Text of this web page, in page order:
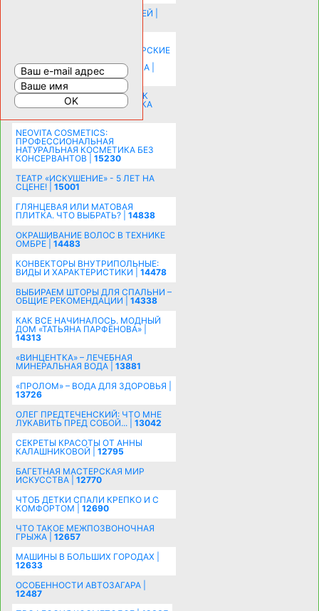
ИСТОРИЯ НАКЛАДНЫХ НОГТЕЙ |
КОМНАТУ: ХИТРЫЕ ДИЗАЙНЕРСКИЕ
РАСШИРЕНИЯ ПРОСТРАНСТВА |
16202
СОБИРАЕМСЯ НА ПРАЗДНИК К
МОЛОДОЖЕНАМ: ПОДГОТОВКА
NEOVITA COSMETICS:
ПРОФЕССИОНАЛЬНАЯ
НАТУРАЛЬНАЯ КОСМЕТИКА БЕЗ
КОНСЕРВАНТОВ | 15230
ТЕАТР «ИСКУШЕНИЕ» - 5 ЛЕТ НА
СЦЕНЕ! | 15001
ГЛЯНЦЕВАЯ ИЛИ МАТОВАЯ
ПЛИТКА. ЧТО ВЫБРАТЬ? | 14838
ОКРАШИВАНИЕ ВОЛОС В ТЕХНИКЕ
ОМБРЕ | 14483
КОНВЕКТОРЫ ВНУТРИПОЛЬНЫЕ:
ВИДЫ И ХАРАКТЕРИСТИКИ | 14478
ВЫБИРАЕМ ШТОРЫ ДЛЯ СПАЛЬНИ –
ОБЩИЕ РЕКОМЕНДАЦИИ | 14338
КАК ВСЕ НАЧИНАЛОСЬ. МОДНЫЙ
ДОМ «ТАТЬЯНА ПАРФЁНОВА» |
14313
«ВИНЦЕНТКА» – ЛЕЧЕБНАЯ
МИНЕРАЛЬНАЯ ВОДА | 13881
«ПРОЛОМ» – ВОДА ДЛЯ ЗДОРОВЬЯ |
13726
ОЛЕГ ПРЕДТЕЧЕНСКИЙ: ЧТО МНЕ
ЛУКАВИТЬ ПРЕД СОБОЙ... | 13042
СЕКРЕТЫ КРАСОТЫ ОТ АННЫ
КАЛАШНИКОВОЙ | 12795
БАГЕТНАЯ МАСТЕРСКАЯ МИР
ИСКУССТВА | 12770
ЧТОБ ДЕТКИ СПАЛИ КРЕПКО И С
КОМФОРТОМ | 12690
ЧТО ТАКОЕ МЕЖПОЗВОНОЧНАЯ
ГРЫЖА | 12657
МАШИНЫ В БОЛЬШИХ ГОРОДАХ |
12633
ОСОБЕННОСТИ АВТОЗАГАРА |
12487